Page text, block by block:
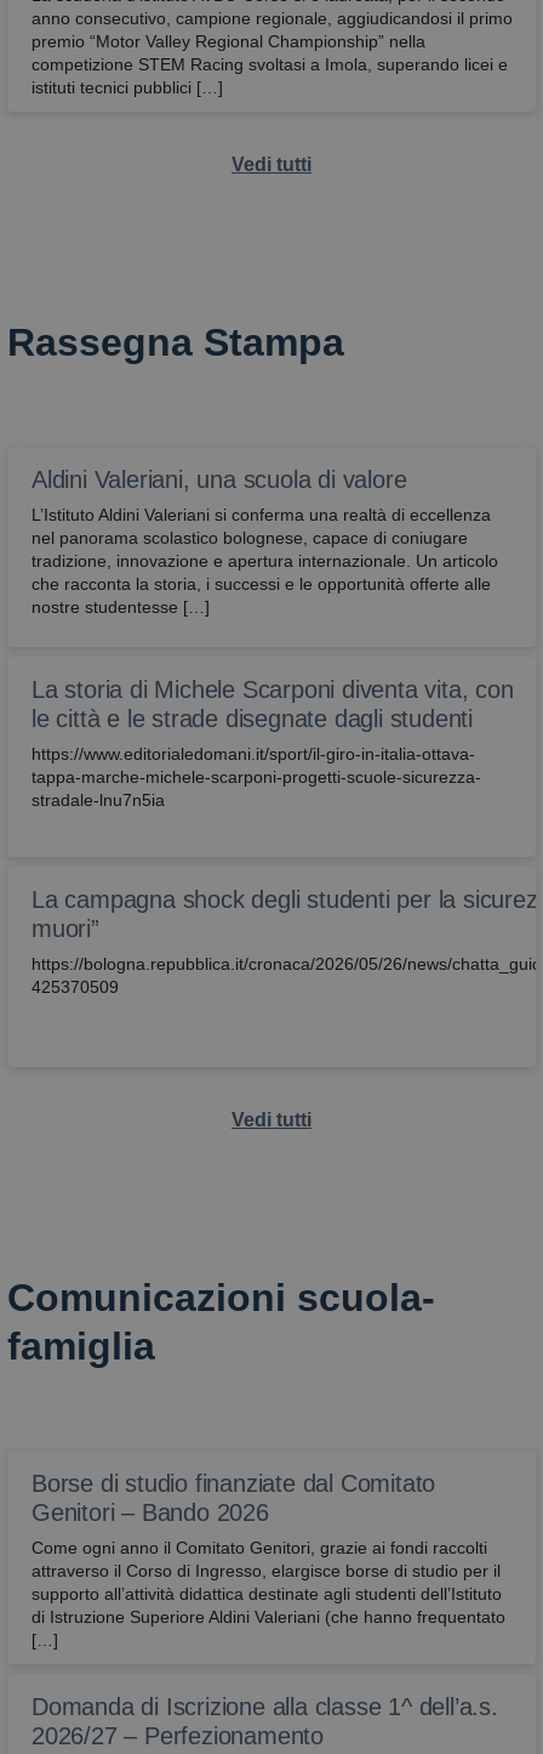
anno consecutivo, campione regionale, aggiudicandosi il primo
premio “Motor Valley Regional Championship” nella
competizione STEM Racing svoltasi a Imola, superando licei e
istituti tecnici pubblici […]
Vedi tutti
Rassegna Stampa
Aldini Valeriani, una scuola di valore
L’Istituto Aldini Valeriani si conferma una realtà di eccellenza
nel panorama scolastico bolognese, capace di coniugare
tradizione, innovazione e apertura internazionale. Un articolo
che racconta la storia, i successi e le opportunità offerte alle
nostre studentesse […]
La storia di Michele Scarponi diventa vita, con
le città e le strade disegnate dagli studenti
https://www.editorialedomani.it/sport/il-giro-in-italia-ottava-
tappa-marche-michele-scarponi-progetti-scuole-sicurezza-
stradale-lnu7n5ia
La campagna shock degli studenti per la
muori”
https://bologna.repubblica.it/cronaca/2026/05/26/news/
425370509
Vedi tutti
Comunicazioni scuola-
famiglia
Borse di studio finanziate dal Comitato
Genitori – Bando 2026
Come ogni anno il Comitato Genitori, grazie ai fondi raccolti
attraverso il Corso di Ingresso, elargisce borse di studio per il
supporto all’attività didattica destinate agli studenti dell’Istituto
di Istruzione Superiore Aldini Valeriani (che hanno frequentato
[…]
Domanda di Iscrizione alla classe 1^ dell’a.s.
2026/27 – Perfezionamento